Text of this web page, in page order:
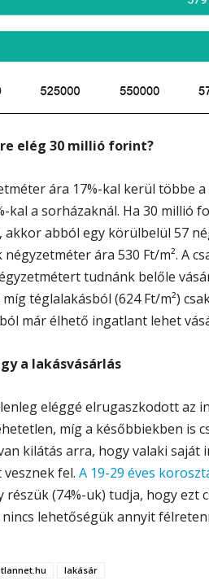
elég 30 millió forint?
ára 17%-kal kerül többe
kal a sorházaknál. Ha 30
akkor abból egy körülbelül 57
ára 530 Ft/m². A
tudnánk belőle
téglalakásból (624 Ft/m²)
már élhető ingatlant lehet
a lakásvásárlás
eléggé elrugaszkodott az
míg a későbbiekben is
kilátás arra, hogy valaki saját
fel. A 19-29 éves
(74%-uk) tudja, hogy ezt
lehetőségük annyit
lakásár